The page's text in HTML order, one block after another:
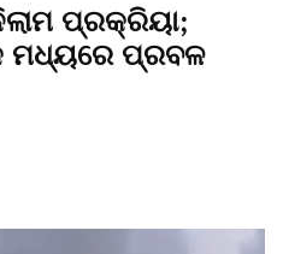
ପ୍ରକ୍ରିୟା;
ମଧ୍ୟରେ ପ୍ରବଳ